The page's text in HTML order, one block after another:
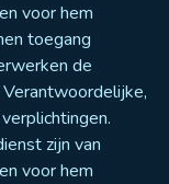
voor hem
toegang
de
zijn van
voor hem